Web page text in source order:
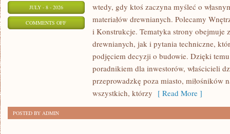
JULY - 8 - 2026
COMMENTS OFFON
FINANSOWANIE
wtedy, gdy ktoś zaczyna myśleć o
materiałów drewnianych. Polecamy
i Konstrukcje. Tematyka strony obejmuje
drewnianych, jak i pytania techniczne,
podjęciem decyzji o budowie. Dzięki
poradnikiem dla inwestorów, właścicieli
przeprowadzkę poza miasto, miłośników
wszystkich, którzy [ Read More ]
POSTED BY ADMIN